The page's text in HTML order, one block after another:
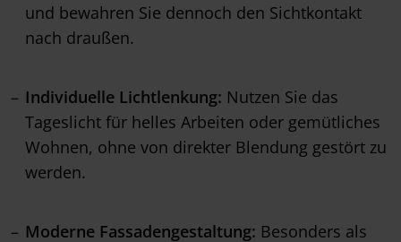
und bewahren Sie dennoch den Sichtkontakt
nach draußen.
Individuelle Lichtlenkung: Nutzen Sie das
Tageslicht für helles Arbeiten oder gemütliches
Wohnen, ohne von direkter Blendung gestört zu
werden.
Moderne Fassadengestaltung: Besonders als